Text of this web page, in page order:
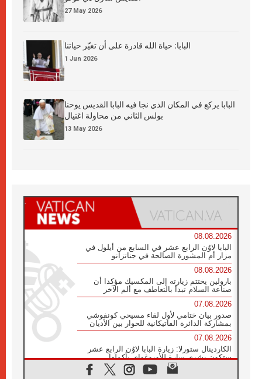
27 May 2026
البابا: حياة الله قادرة على أن تغيّر حياتنا
1 Jun 2026
البابا يركع في المكان الذي نجا فيه البابا القديس يوحنا
بولس الثاني من محاولة اغتيال
13 May 2026
08.08.2026
البابا لاوُن الرابع عشر في السابع من أيلول في
مزار أم المشورة الصالحة في جناتزانو
08.08.2026
بارولين يختتم زيارته إلى المكسيك مؤكدا أن
صناعة السلام تبدأ بالتعاطف مع ألم الآخر
07.08.2026
صدور بيان ختامي لأول لقاء مسيحي كونفوشي
بمشاركة الدائرة الفاتيكانية للحوار بين الأديان
07.08.2026
الكاردينال ستورلا: زيارة البابا لاوُن الرابع عشر
ستكون بشرى سارة للأوروغواي بأكملها